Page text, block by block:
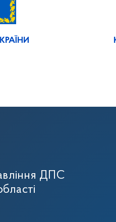
ДПС